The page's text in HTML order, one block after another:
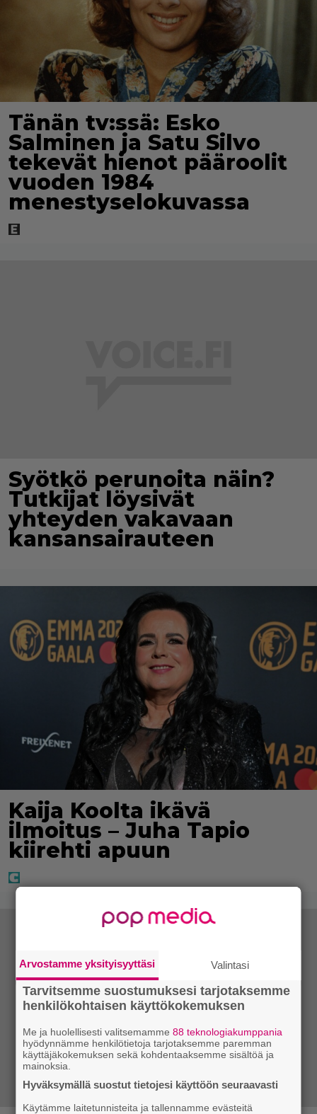
Tänän tv:ssä: Esko
Salminen ja Satu Silvo
tekevät hienot pääroolit
vuoden 1984
menestyselokuvassa
Syötkö perunoita näin?
Tutkijat löysivät
yhteyden vakavaan
kansansairauteen
Kaija Koolta ikävä
ilmoitus – Juha Tapio
kiirehti apuun
Arvostamme yksityisyyttäsi Valintasi
Tarvitsemme suostumuksesi tarjotaksemme
henkilökohtaisen käyttökokemuksen
Me ja huolellisesti valitsemamme88 teknologiakumppania
hyödynnämme henkilötietoja tarjotaksemme paremman
käyttäjäkokemuksen sekä kohdentaaksemme sisältöä ja
mainoksia.
Hyväksymällä suostut tietojesi käyttöön seuraavasti
Käytämme laitetunnisteita ja tallennamme evästeitä